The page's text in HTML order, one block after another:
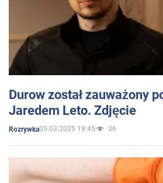
Durow został zauważony
Jaredem Leto. Zdjęcie
Rozrywka05.03.2025 19:45 36